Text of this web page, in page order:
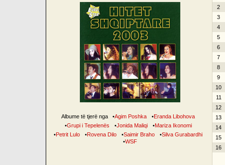
Albume të tjerë nga •Agim Poshka •Eranda Libohova
•Grupi i Tepelenës •Jonida Maliqi •Mariza Ikonomi
•Petrit Lulo •Rovena Dilo •Saimir Braho •Silva Gurabardhi
•WSF
2
3
4
5
6
7
8
9
10
11
12
13
14
15
16